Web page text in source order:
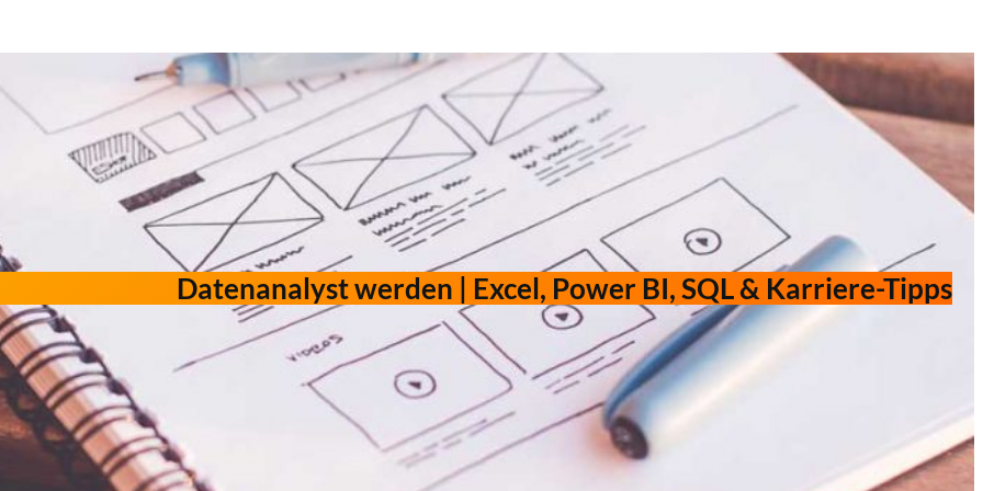
Datenanalyst werden | Excel, Power BI, SQL & Karriere-Tipps